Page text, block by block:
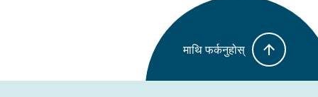
माथि फर्कनुहोस्